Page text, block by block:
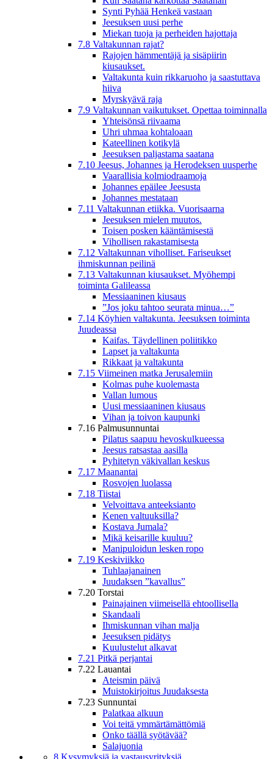
Synti Pyhää Henkeä vastaan
Jeesuksen uusi perhe
Miekan tuoja ja perheiden hajottaja
7.8 Valtakunnan rajat?
Rajojen hämmentäjä ja sisäpiirin
kiusaukset.
Valtakunta kuin rikkaruoho ja saastuttava
hiiva
Myrskyävä raja
7.9 Valtakunnan vaikutukset. Opettaa toiminnalla
Yhteisönsä riivaama
Uhri uhmaa kohtaloaan
Kateellinen kotikylä
Jeesuksen paljastama saatana
7.10 Jeesus, Johannes ja Herodeksen uusperhe
Vaarallisia kolmiodraamoja
Johannes epäilee Jeesusta
Johannes mestataan
7.11 Valtakunnan etiikka. Vuorisaarna
Jeesuksen mielen muutos.
Toisen posken kääntämisestä
Vihollisen rakastamisesta
7.12 Valtakunnan viholliset. Fariseukset
ihmiskunnan peilinä
7.13 Valtakunnan kiusaukset. Myöhempi
toiminta Galileassa
Messiaaninen kiusaus
”Jos joku tahtoo seurata minua…”
7.14 Köyhien valtakunta. Jeesuksen toiminta
Juudeassa
Kaifas. Täydellinen poliitikko
Lapset ja valtakunta
Rikkaat ja valtakunta
7.15 Viimeinen matka Jerusalemiin
Kolmas puhe kuolemasta
Vallan lumous
Uusi messiaaninen kiusaus
Vihan ja toivon kaupunki
7.16 Palmusunnuntai
Pilatus saapuu hevoskulkueessa
Jeesus ratsastaa aasilla
Pyhitetyn väkivallan keskus
7.17 Maanantai
Rosvojen luolassa
7.18 Tiistai
Velvoittava anteeksianto
Kenen valtuuksilla?
Kostava Jumala?
Mikä keisarille kuuluu?
Manipuloidun lesken ropo
7.19 Keskiviikko
Tuhlaajanainen
Juudaksen ”kavallus”
7.20 Torstai
Painajainen viimeisellä ehtoollisella
Skandaali
Ihmiskunnan vihan malja
Jeesuksen pidätys
Kuulustelut alkavat
7.21 Pitkä perjantai
7.22 Lauantai
Ateismin päivä
Muistokirjoitus Juudaksesta
7.23 Sunnuntai
Palatkaa alkuun
Voi teitä ymmärtämättömiä
Onko täällä syötävää?
Salajuonia